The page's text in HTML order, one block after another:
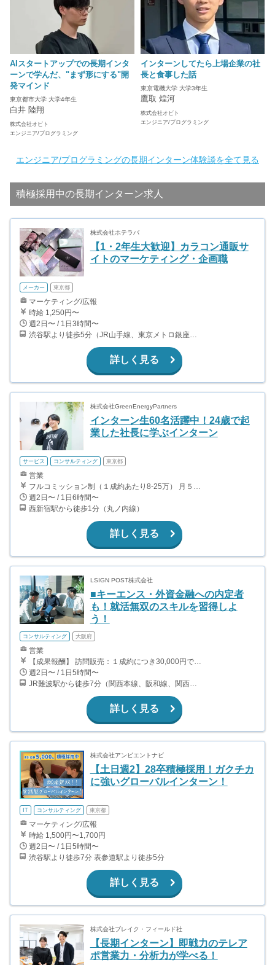
AIスタートアップでの長期インタ
ーンで学んだ、"まず形にする"開
発マインド
東京都市大学 大学4年生
白井 陸翔
株式会社オビト
エンジニア/プログラミング
インターンしてたら上場企業の社
長と食事した話
東京電機大学 大学3年生
鷹取 煌河
株式会社オビト
エンジニア/プログラミング
エンジニア/プログラミングの長期インターン体験談を全て見る
積極採用中の長期インターン求人
株式会社ホテラバ
【1・2年生大歓迎】カラコン通販サ
イトのマーケティング・企画職
メーカー 東京都
マーケティング/広報
時給 1,250円〜
週2日〜 / 1日3時間〜
渋谷駅より徒歩5分（JR山手線、東京メトロ銀座・半蔵門・副都心線）
詳しく見る
株式会社GreenEnergyPartners
インターン生60名活躍中！24歳で起
業した社長に学ぶインターン
サービス コンサルティング 東京都
営業
週2日〜 / 1日6時間〜
西新宿駅から徒歩1分（丸ノ内線）
詳しく見る
LSIGN POST株式会社
■キーエンス・外資金融への内定者
も！就活無双のスキルを習得しよ
う！
コンサルティング 大阪府
営業
【成果報酬】 訪問販売：１成約につき30,000円です。 例えば、光インターネットの成約であれば、平均的に2.5日で1件の契約が見込めます。（12,000円/1日6時間稼働） ＜月収例＞月に100万以上稼ぐ方もいます！ ・月5件成約：150,000円 ・月15件成約：450,000円 ・月30成約：900,000円➕マネジメントインセンティブ300,000円 合計1,200,000円 時給換算で2,000円程度が、平均的なインターン生の報酬となっています。
週2日〜 / 1日5時間〜
JR難波駅から徒歩7分（関西本線、阪和線、関西空港線） 大阪難波駅から徒歩13分（近鉄奈良線、阪神なんば線） 桜川駅から徒歩4分（大阪メトロ千日前線、阪神なんば線）
詳しく見る
株式会社アンビエントナビ
【土日週2】28卒積極採用！ガクチカ
に強いグローバルインターン！
IT コンサルティング 東京都
マーケティング/広報
時給 1,500円〜1,700円
週2日〜 / 1日5時間〜
渋谷駅より徒歩7分 表参道駅より徒歩5分
詳しく見る
株式会社ブレイク・フィールド社
【長期インターン】即戦力のテレア
ポ営業力・分析力が学べる！